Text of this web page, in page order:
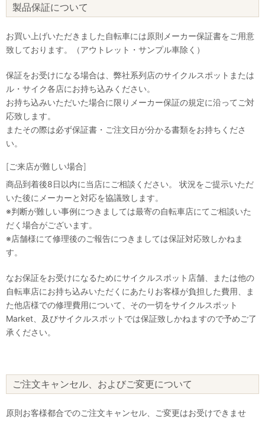
製品保証について
お買い上げいただきました自転車には原則メーカー保証書をご用意
致しております。（アウトレット・サンプル車除く）
保証をお受けになる場合は、弊社系列店のサイクルスポットまたは
ル・サイク各店にお持ち込みください。
お持ち込みいただいた場合に限りメーカー保証の規定に沿ってご対
応致します。
またその際は必ず保証書・ご注文日が分かる書類をお持ちくださ
い。
[ご来店が難しい場合]
商品到着後8日以内に当店にご相談ください。 状況をご提示いただ
いた後にメーカーと対応を協議致します。
※判断が難しい事例につきましては最寄の自転車店にてご相談いた
だく場合がございます。
※店舗様にて修理後のご報告につきましては保証対応致しかねま
す。
なお保証をお受けになるためにサイクルスポット店舗、または他の
自転車店にお持ち込みいただくにあたりお客様が負担した費用、ま
た他店様での修理費用について、その一切をサイクルスポット
Market、及びサイクルスポットでは保証致しかねますので予めご了
承ください。
ご注文キャンセル、およびご変更について
原則お客様都合でのご注文キャンセル、ご変更はお受けできませ